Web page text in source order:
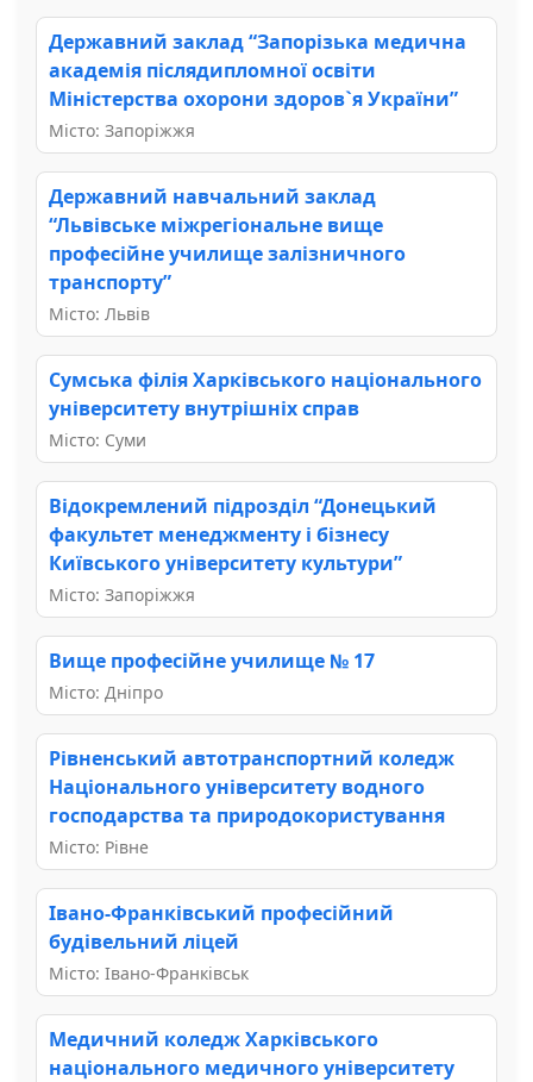
Державний заклад “Запорізька медична
академія післядипломної освіти
Міністерства охорони здоров`я України”
Місто: Запоріжжя
Державний навчальний заклад
“Львівське міжрегіональне вище
професійне училище залізничного
транспорту”
Місто: Львів
Сумська філія Харківського національного
університету внутрішніх справ
Місто: Суми
Відокремлений підрозділ “Донецький
факультет менеджменту і бізнесу
Київського університету культури”
Місто: Запоріжжя
Вище професійне училище № 17
Місто: Дніпро
Рівненський автотранспортний коледж
Національного університету водного
господарства та природокористування
Місто: Рівне
Івано-Франківський професійний
будівельний ліцей
Місто: Івано-Франківськ
Медичний коледж Харківського
національного медичного університету